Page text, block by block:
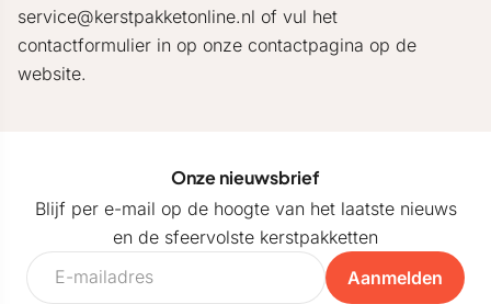
service@kerstpakketonline.nl of vul het
contactformulier in op onze contactpagina op de
website.
Onze nieuwsbrief
Blijf per e-mail op de hoogte van het laatste nieuws
en de sfeervolste kerstpakketten
Aanmelden